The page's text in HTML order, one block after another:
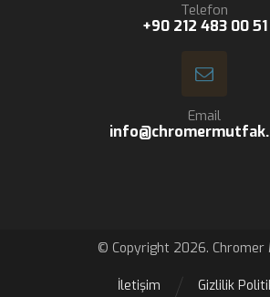
Telefon
+90 212 483 00 51
Email
© Copyright 2026. Chromer
Gizlilik
İletişim